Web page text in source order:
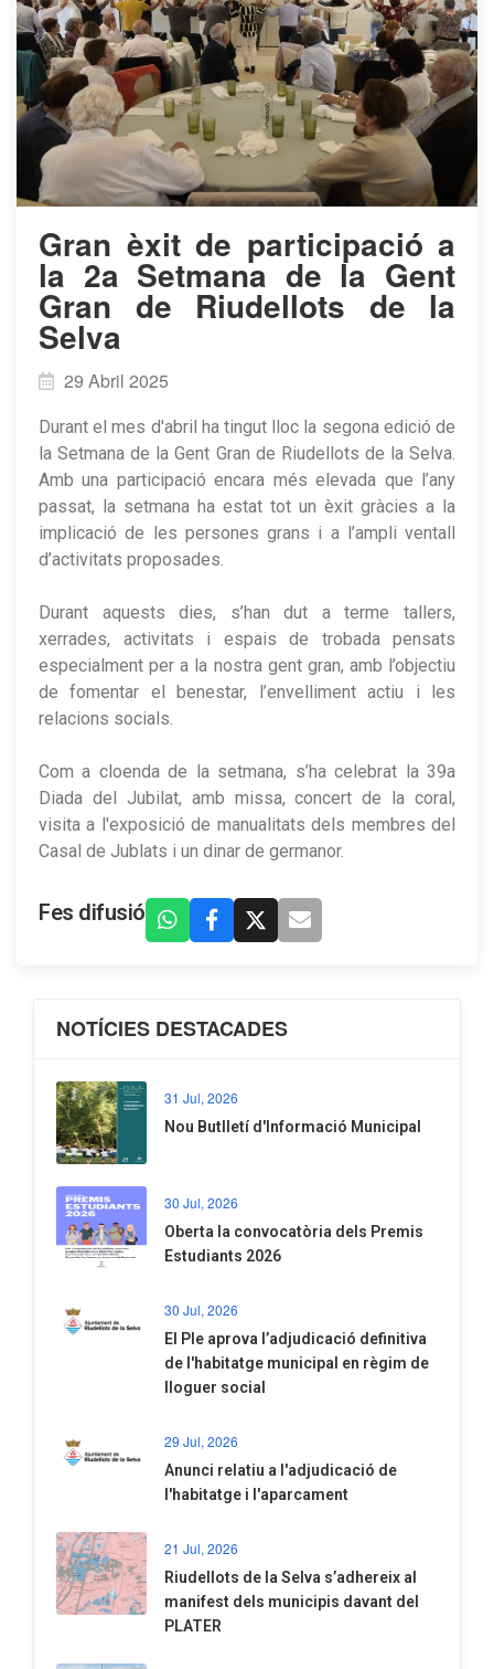
​Gran èxit de participació a
la 2a Setmana de la Gent
Gran de Riudellots de la
Selva
29 Abril 2025
Durant el mes d'abril ha tingut lloc la segona edició de
la Setmana de la Gent Gran de Riudellots de la Selva.
Amb una participació encara més elevada que l’any
passat, la setmana ha estat tot un èxit gràcies a la
implicació de les persones grans i a l’ampli ventall
d’activitats proposades.
Durant aquests dies, s’han dut a terme tallers,
xerrades, activitats i espais de trobada pensats
especialment per a la nostra gent gran, amb l’objectiu
de fomentar el benestar, l’envelliment actiu i les
relacions socials.
Com a cloenda de la setmana, s’ha celebrat la 39a
Diada del Jubilat, amb missa, concert de la coral,
visita a l'exposició de manualitats dels membres del
Casal de Jublats i un dinar de germanor.
Fes difusió
NOTÍCIES DESTACADES
31 Jul, 2026
Nou Butlletí d'Informació Municipal
30 Jul, 2026
Oberta la convocatòria dels Premis
Estudiants 2026
30 Jul, 2026
El Ple aprova l’adjudicació definitiva
de l'habitatge municipal en règim de
lloguer social
29 Jul, 2026
Anunci relatiu a l'adjudicació de
l'habitatge i l'aparcament
21 Jul, 2026
Riudellots de la Selva s’adhereix al
manifest dels municipis davant del
PLATER